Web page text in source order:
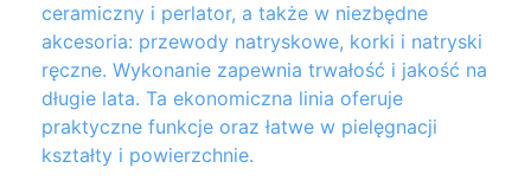
ceramiczny i perlator, a także w niezbędne
akcesoria: przewody natryskowe, korki i natryski
ręczne. Wykonanie zapewnia trwałość i jakość na
długie lata. Ta ekonomiczna linia oferuje
praktyczne funkcje oraz łatwe w pielęgnacji
kształty i powierzchnie.